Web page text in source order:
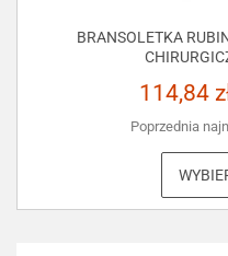
BRANSOLETKA
114,84
Poprzednia